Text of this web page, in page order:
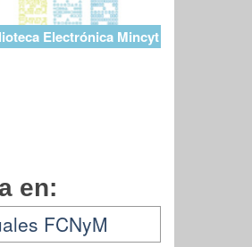
Electrónica Mincyt
en:
FCNyM